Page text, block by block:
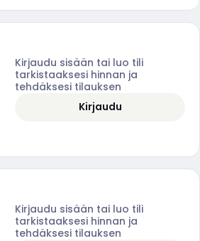
Kirjaudu sisään tai luo tili
tarkistaaksesi hinnan ja
tehdäksesi tilauksen
Kirjaudu
Kirjaudu sisään tai luo tili
tarkistaaksesi hinnan ja
tehdäksesi tilauksen